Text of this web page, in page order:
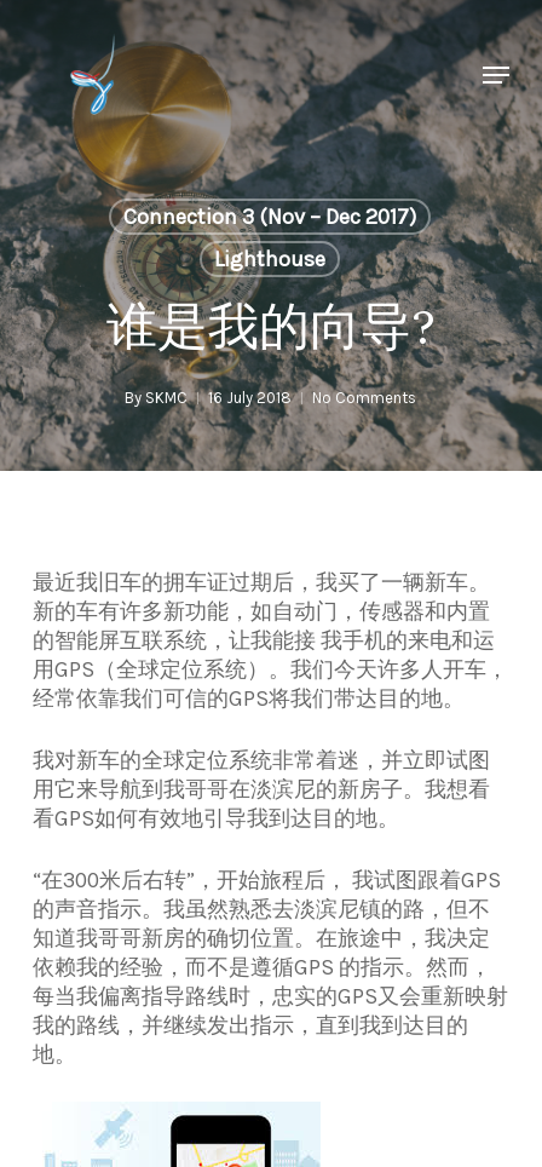
to
main
content
Menu
Connection 3 (Nov – Dec 2017)
Lighthouse
谁是我的向导?
By SKMC 16 July 2018 No Comments
最近我旧车的拥车证过期后，我买了一辆新车。
新的车有许多新功能，如自动门，传感器和内置
的智能屏互联系统，让我能接 我手机的来电和运
用GPS（全球定位系统）。我们今天许多人开车，
经常依靠我们可信的GPS将我们带达目的地。
我对新车的全球定位系统非常着迷，并立即试图
用它来导航到我哥哥在淡滨尼的新房子。我想看
看GPS如何有效地引导我到达目的地。
“在300米后右转”，开始旅程后， 我试图跟着GPS
的声音指示。我虽然熟悉去淡滨尼镇的路，但不
知道我哥哥新房的确切位置。在旅途中，我决定
依赖我的经验，而不是遵循GPS 的指示。然而，
每当我偏离指导路线时，忠实的GPS又会重新映射
我的路线，并继续发出指示，直到我到达目的
地。
Close
Menu